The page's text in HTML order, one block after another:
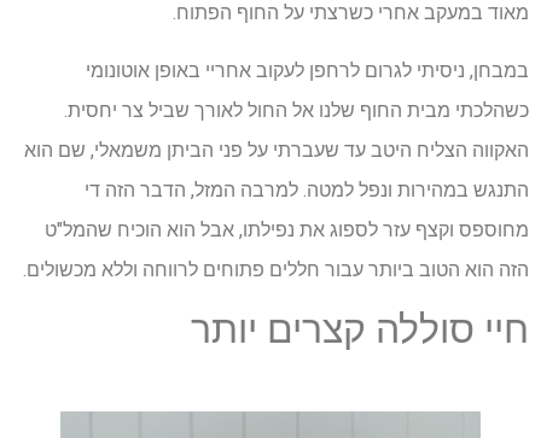
מאוד במעקב אחרי כשרצתי על החוף הפתוח.
במבחן, ניסיתי לגרום לרחפן לעקוב אחריי באופן אוטונומי
כשהלכתי מבית החוף שלנו אל החול לאורך שביל צר יחסית.
האקווה הצליח היטב עד שעברתי על פני הביתן משמאלי, שם הוא
התנגש במהירות ונפל למטה. למרבה המזל, הדבר הזה די
מחוספס וקצף עזר לספוג את נפילתו, אבל הוא הוכיח שהמל"ט
הזה הוא הטוב ביותר עבור חללים פתוחים לרווחה וללא מכשולים.
חיי סוללה קצרים יותר